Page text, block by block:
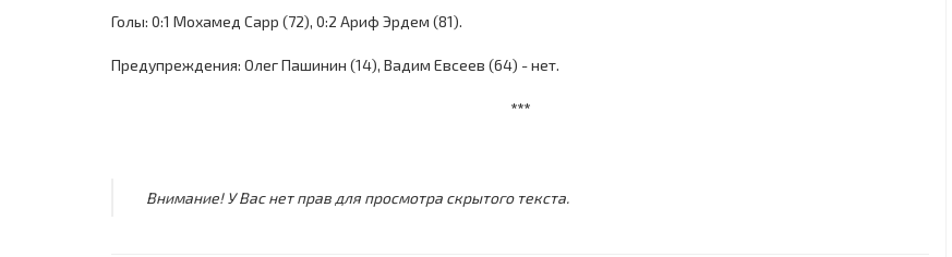
Голы: 0:1 Мохамед Сарр (72), 0:2 Ариф Эрдем (81).
Предупреждения: Олег Пашинин (14), Вадим Евсеев (64) - нет.
***
Внимание! У Вас нет прав для просмотра скрытого текста.